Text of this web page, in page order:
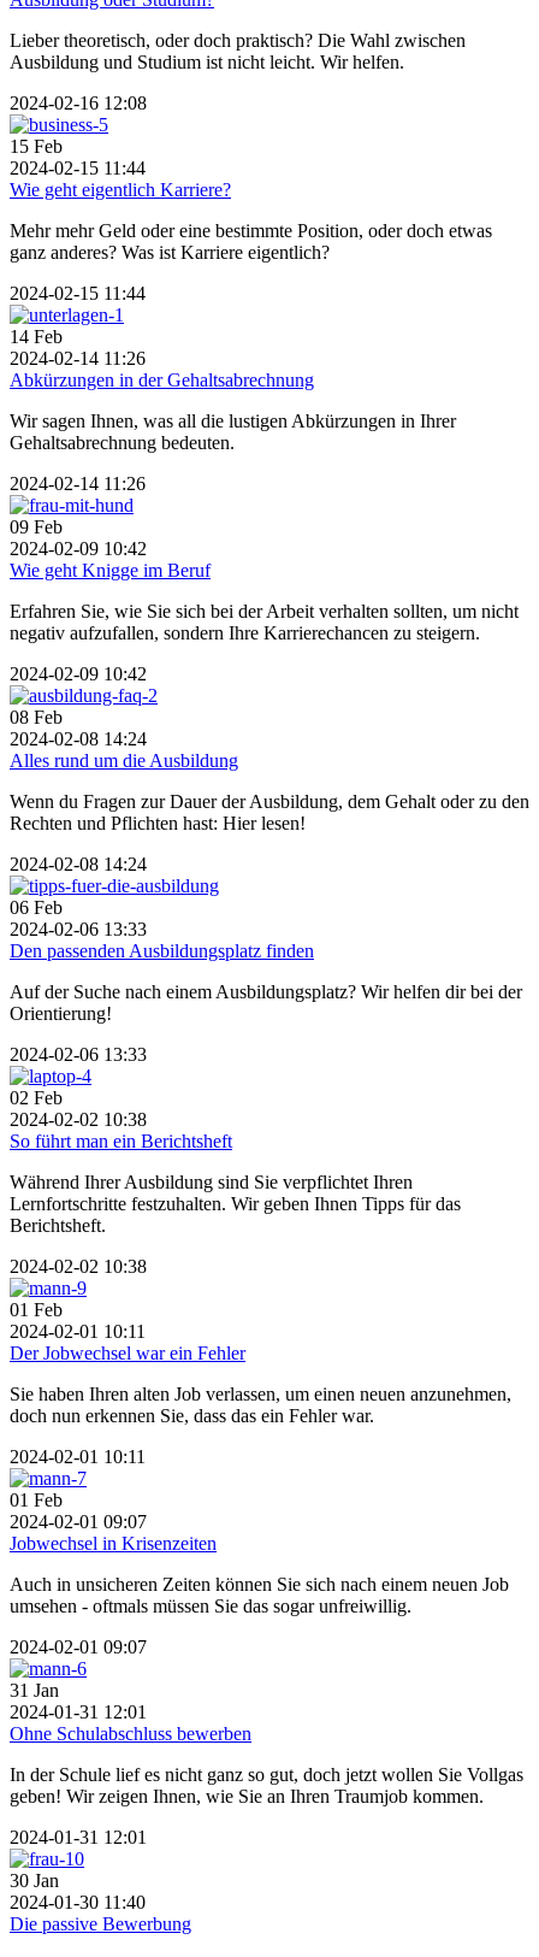
Lieber theoretisch, oder doch praktisch? Die Wahl zwischen
Ausbildung und Studium ist nicht leicht. Wir helfen.
2024-02-16 12:08
15 Feb
2024-02-15 11:44
Wie geht eigentlich Karriere?
Mehr mehr Geld oder eine bestimmte Position, oder doch etwas
ganz anderes? Was ist Karriere eigentlich?
2024-02-15 11:44
14 Feb
2024-02-14 11:26
Abkürzungen in der Gehaltsabrechnung
Wir sagen Ihnen, was all die lustigen Abkürzungen in Ihrer
Gehaltsabrechnung bedeuten.
2024-02-14 11:26
09 Feb
2024-02-09 10:42
Wie geht Knigge im Beruf
Erfahren Sie, wie Sie sich bei der Arbeit verhalten sollten, um nicht
negativ aufzufallen, sondern Ihre Karrierechancen zu steigern.
2024-02-09 10:42
08 Feb
2024-02-08 14:24
Alles rund um die Ausbildung
Wenn du Fragen zur Dauer der Ausbildung, dem Gehalt oder zu den
Rechten und Pflichten hast: Hier lesen!
2024-02-08 14:24
06 Feb
2024-02-06 13:33
Den passenden Ausbildungsplatz finden
Auf der Suche nach einem Ausbildungsplatz? Wir helfen dir bei der
Orientierung!
2024-02-06 13:33
02 Feb
2024-02-02 10:38
So führt man ein Berichtsheft
Während Ihrer Ausbildung sind Sie verpflichtet Ihren
Lernfortschritte festzuhalten. Wir geben Ihnen Tipps für das
Berichtsheft.
2024-02-02 10:38
01 Feb
2024-02-01 10:11
Der Jobwechsel war ein Fehler
Sie haben Ihren alten Job verlassen, um einen neuen anzunehmen,
doch nun erkennen Sie, dass das ein Fehler war.
2024-02-01 10:11
01 Feb
2024-02-01 09:07
Jobwechsel in Krisenzeiten
Auch in unsicheren Zeiten können Sie sich nach einem neuen Job
umsehen - oftmals müssen Sie das sogar unfreiwillig.
2024-02-01 09:07
31 Jan
2024-01-31 12:01
Ohne Schulabschluss bewerben
In der Schule lief es nicht ganz so gut, doch jetzt wollen Sie Vollgas
geben! Wir zeigen Ihnen, wie Sie an Ihren Traumjob kommen.
2024-01-31 12:01
30 Jan
2024-01-30 11:40
Die passive Bewerbung